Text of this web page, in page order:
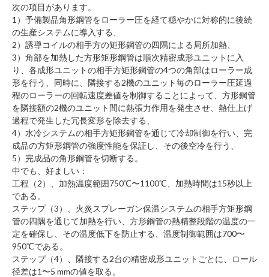
次の項目があります。
1）予備製品角形鋼管をローラー圧を経て穏やかに対称的に後続
の生産システムに導入する、
2）誘導コイルの相手方の矩形鋼管の四隅による局所加熱、
3）角部を加熱した方形矩形鋼管は順次精密成形ユニットに入
り、各成形ユニットの相手方矩形鋼管の4つの角部はローラー成
形を行う、同時に、隣接する2機のユニット毎のローラー圧延過
程のローラーの回転速度差値を制御することによって、 方形鋼管
を隣接額の2機のユニット間に熱張力作用を発生させ、熱仕上げ
過程で発生した冗長変形を除去する、
4）水冷システムの相手方矩形鋼管を通じて冷却制御を行い、完
成品の方矩形鋼管の強度性能を保証し、その後空冷を行う、
5）完成品の角形鋼管を切断する。
中でも、好ましい：
工程（2）、加熱温度範囲750℃〜1100℃、加熱時間は15秒以上
である。
ステップ（3）、火炎スプレーガン保温システムの相手方矩形鋼
管の四隅を通じて加熱を行い、方形鋼管の熱精整段階の温度の一
定を確保し、その温度低下を防止する、温度制御範囲は700〜
950℃である。
ステップ（4）、隣接する2台の精密成形ユニットごとに、ロール
径差は1〜5 mmの値を取る。